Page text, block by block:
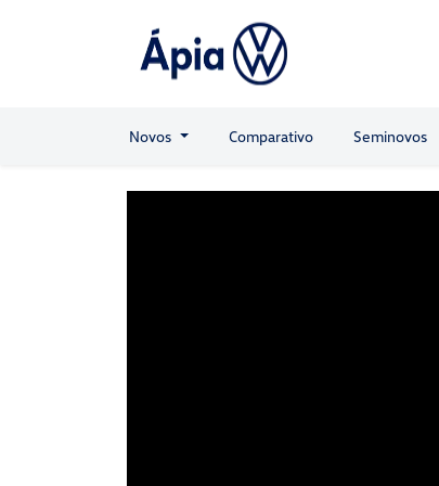
Novos Comparativo Seminovos